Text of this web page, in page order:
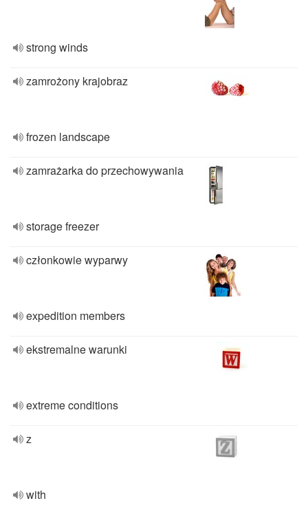
strong winds
zamrożony krajobraz
frozen landscape
zamrażarka do przechowywania
storage freezer
członkowie wyparwy
expedition members
ekstremalne warunki
extreme conditions
z
with